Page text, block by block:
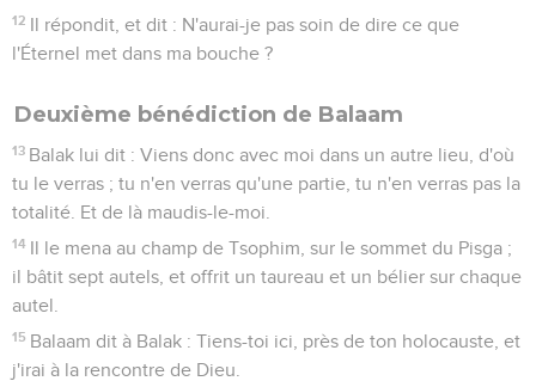
12 Il répondit, et dit : N'aurai-je pas soin de dire ce que
l'Éternel met dans ma bouche ?
Deuxième bénédiction de Balaam
13 Balak lui dit : Viens donc avec moi dans un autre lieu, d'où
tu le verras ; tu n'en verras qu'une partie, tu n'en verras pas la
totalité. Et de là maudis-le-moi.
14 Il le mena au champ de Tsophim, sur le sommet du Pisga ;
il bâtit sept autels, et offrit un taureau et un bélier sur chaque
autel.
15 Balaam dit à Balak : Tiens-toi ici, près de ton holocauste, et
j'irai à la rencontre de Dieu.